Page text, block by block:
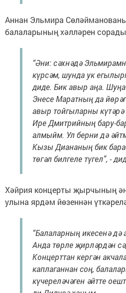
Аннан Эльмира
балаларының хәлләрен
“Әни: сәхнәдә
күрсәм, шунда ук
диде. Бик авыр аңа.
Энесе Маратның да
авыр тойгыларны күтәрә
Ире Дмитрийның бару-
алмыйм. Ул берни дә
Кызы Диананың бик
төгәл билгеле түгел”, -
Хәйрия концерты җырчының
улына ярдәм йөзеннән
“Балаларның икесенә дә
Анда төрле җирләрдән
Концерттан кергән
каплаганнан соң,
күчереләчәген әйтте